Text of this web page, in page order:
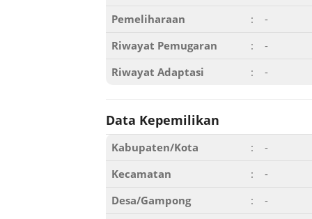
Pemeliharaan
:
-
Riwayat Pemugaran
:
-
Riwayat Adaptasi
: -
Data Kepemilikan
Kabupaten/Kota :
-
Kecamatan
:
-
Desa/Gampong
:
-